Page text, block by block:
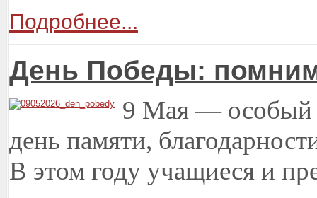
Подробнее...
День Победы:
9 Мая — особый
день памяти,
В этом году учащиеся и